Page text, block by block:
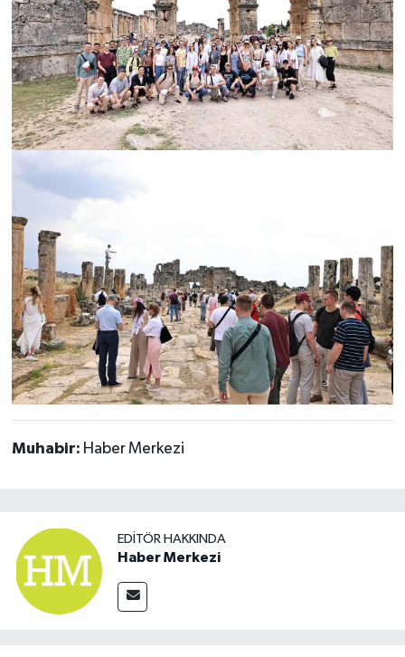
Muhabir: Haber Merkezi
EDITÖR HAKKINDA
Haber Merkezi